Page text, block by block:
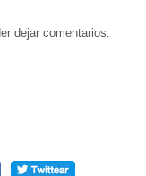
dejar comentarios.